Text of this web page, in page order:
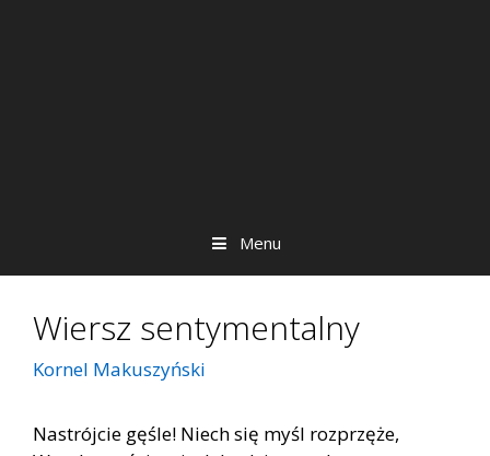
Menu
Wiersz sentymentalny
Kornel Makuszyński
Nastrójcie gęśle! Niech się myśl rozprzęże,